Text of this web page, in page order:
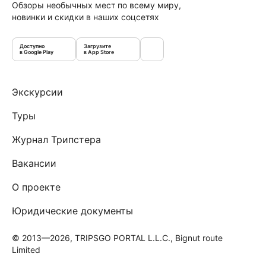
Обзоры необычных мест по всему миру,
новинки и скидки в наших соцсетях
Доступно
в Google Play
Загрузите
в App Store
Экскурсии
Туры
Журнал Трипстера
Вакансии
О проекте
Юридические документы
© 2013—2026, TRIPSGO PORTAL L.L.C., Bignut route
Limited